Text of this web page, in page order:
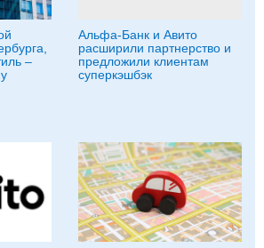
–
Альфа-Банк и Авито
расширили партнерство и
предложили клиентам
суперкэшбэк